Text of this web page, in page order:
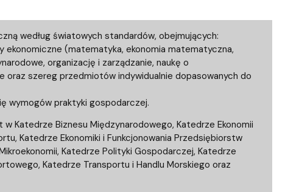
według światowych standardów, obejmujących:
ekonomiczne (matematyka, ekonomia matematyczna,
organizację i zarządzanie, naukę o
szereg przedmiotów indywidualnie dopasowanych do
wymogów praktyki gospodarczej.
Katedrze Biznesu Międzynarodowego, Katedrze Ekonomii
Katedrze Ekonomiki i Funkcjonowania Przedsiębiorstw
Katedrze Polityki Gospodarczej, Katedrze
Katedrze Transportu i Handlu Morskiego oraz